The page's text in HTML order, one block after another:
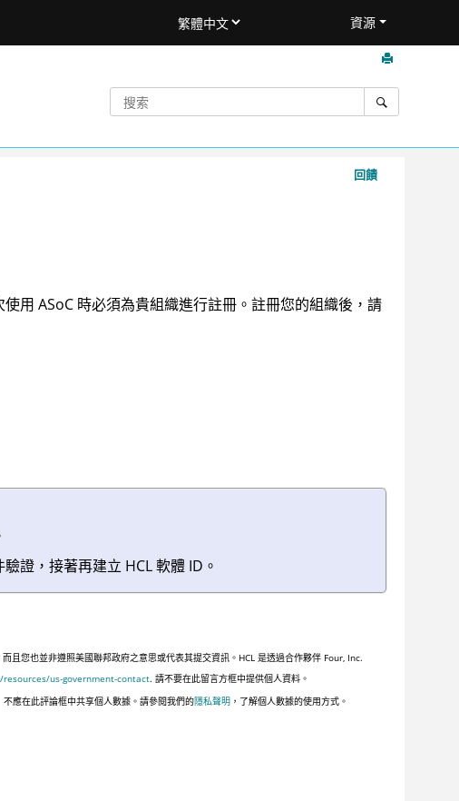
資源
回饋
使用 ASoC時必須為貴組織進行註冊。註冊您的組織後，請
證，接著再建立 HCL 軟體 ID。
且您也並非遵照美國聯邦政府之意思或代表其提交資訊。HCL 是透過合作夥伴 Four, Inc.
us-government-contact. 請不要在此留言方框中提供個人資料。
不應在此評論框中共享個人數據。請參閱我們的隱私聲明 ，了解個人數據的使用方式。